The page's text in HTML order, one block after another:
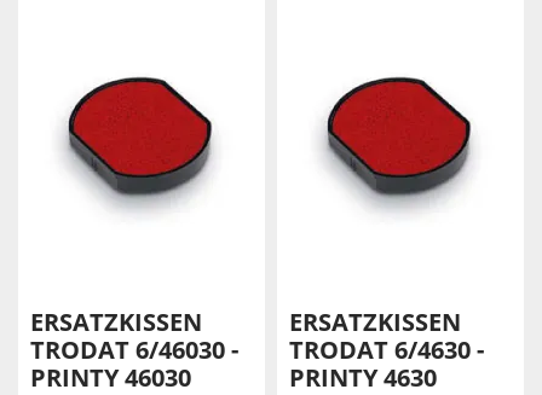
ERSATZKISSEN
TRODAT 6/46030 -
PRINTY 46030
ERSATZKISSEN
TRODAT 6/4630 -
PRINTY 4630